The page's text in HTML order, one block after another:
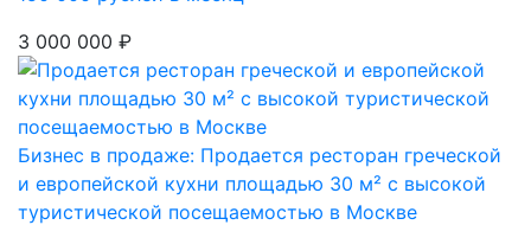
3 000 000 ₽
Бизнес в продаже: Продается ресторан греческой
и европейской кухни площадью 30 м² с высокой
туристической посещаемостью в Москве